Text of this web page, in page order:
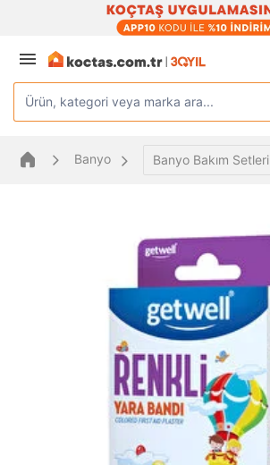
Ürün, kategori veya marka ara...
Banyo Banyo Bakım Setleri